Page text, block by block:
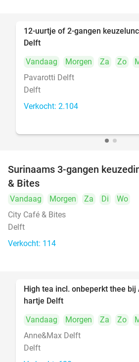
12-uurtje of 2-gangen
Delft
Vandaag
Morgen Za Zo
Pavarotti Delft
Delft
Verkocht: 2.104
Surinaams 3-gangen
& Bites
Vandaag Morgen Za Di
Wo
City Café & Bites
Delft
Verkocht: 114
High tea incl. onbeperkt thee bij
hartje Delft
Vandaag
Morgen Za Zo
Anne&Max Delft
Delft